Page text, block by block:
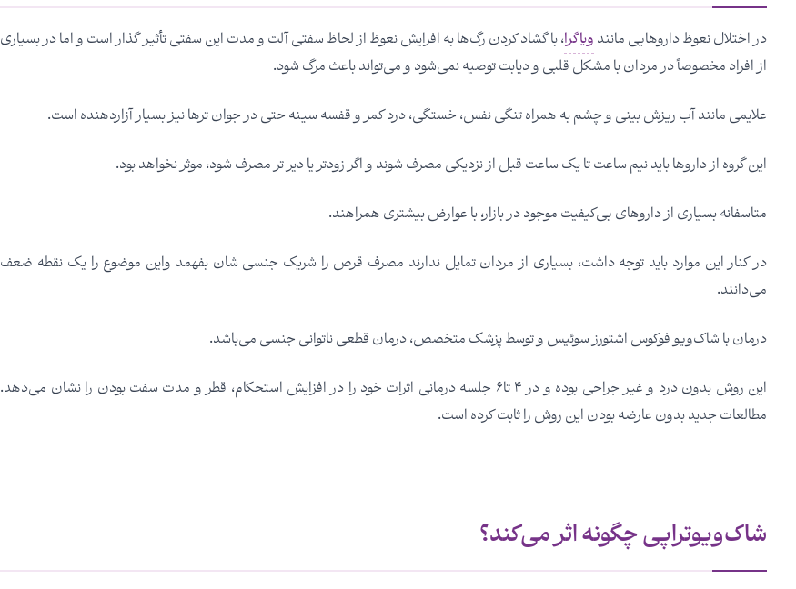
در اختلال نعوظ داروهایی مانندویاگرا، با گشاد کردن رگ‌ها به افرایش نعوظ از لحاظ سفتی آلت و مدت این سفتی تأثیر گذار است و اما در بسیاری
از افراد مخصوصاً در مردان با مشکل قلبی و دیابت توصیه نمی‌شود و می‌تواند باعث مرگ شود.
علایمی مانند آب ریزش بینی و چشم به همراه تنگی نفس، خستگی، درد کمر و قفسه سینه حتی در جوان ترها نیز بسیار آزاردهنده است.
این گروه از داروها باید نیم ساعت تا یک ساعت قبل از نزدیکی مصرف شوند و اگر زودتر یا دیر تر مصرف شود، موثر نخواهد بود.
متاسفانه بسیاری از داروهای بی‌کیفیت موجود در بازار، با عوارض بیشتری همراهند.
در کنار این موارد باید توجه داشت، بسیاری از مردان تمایل ندارند مصرف قرص را شریک جنسی شان بفهمد واین موضوع را یک نقطه ضعف
می‌دانند.
درمان با شاک‌ویو فوکوس اشتورز سوئیس و توسط پزشک متخصص، درمان قطعی ناتوانی جنسی می‌باشد.
این روش بدون درد و غیر جراحی بوده و در ۴ تا۶ جلسه درمانی اثرات خود را در افزایش استحکام، قطر و مدت سفت بودن را نشان می‌دهد.
مطالعات جدید بدون عارضه بودن این روش را ثابت کرده است.
شاک‌ویوتراپی چگونه اثر می‌کند؟